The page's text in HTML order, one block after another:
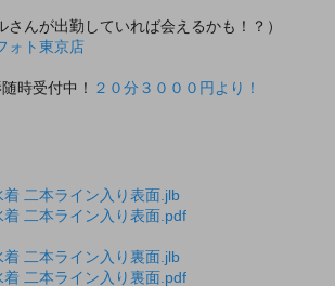
さんが出勤していれば会えるかも！？）
ォト東京店
時受付中！ ２０分３０００円より！
二本ライン入り表面.jlb
二本ライン入り表面.pdf
二本ライン入り裏面.jlb
二本ライン入り裏面.pdf